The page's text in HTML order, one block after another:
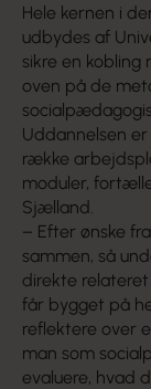
Hele kernen i
udbydes af
sikre en kobling
oven på de
Uddannelsen
række
moduler,
Sjælland.
– Efter ønske
sammen, så
direkte
får bygget på
reflektere over
man som
evaluere, hvad